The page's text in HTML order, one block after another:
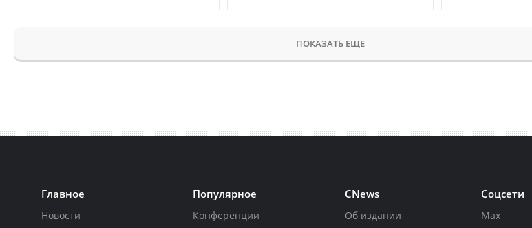
ПОКАЗАТЬ ЕЩЕ
Главное
Новости
Популярное
Конференции
CNews
Об издании
Соцсети
Max